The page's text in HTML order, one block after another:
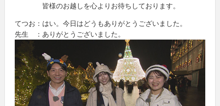
皆様のお越しを心よりお待ちしております。
てつお：はい。今日はどうもありがとうございました。
先生 ：ありがとうございました。